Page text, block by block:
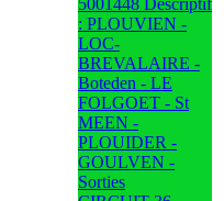
5001448 Descriptif
: PLOUVIEN -
LOC-
BREVALAIRE -
Boteden - LE
FOLGOET - St
MEEN -
PLOUIDER -
GOULVEN -
Sorties